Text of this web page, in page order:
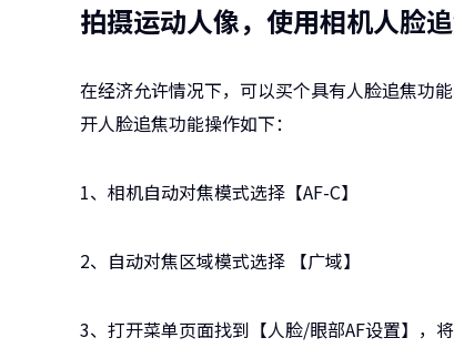
拍摄运动人像，使用相机人脸
在经济允许情况下，可以买个具有人脸追焦功
开人脸追焦功能操作如下：
1、相机自动对焦模式选择【AF-C】
2、自动对焦区域模式选择 【广域】
3、打开菜单页面找到【人脸/眼部AF设置】，